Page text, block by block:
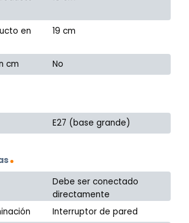
en
19 cm
cm No
E27 (base grande)
Debe ser conectado
directamente
Interruptor de pared